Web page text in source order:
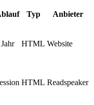
Typ Anbieter
HTML Website
HTML Readspeaker